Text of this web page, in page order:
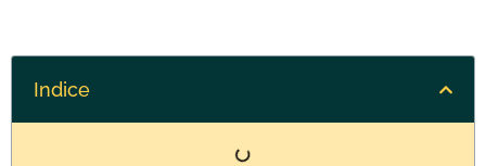
Indice